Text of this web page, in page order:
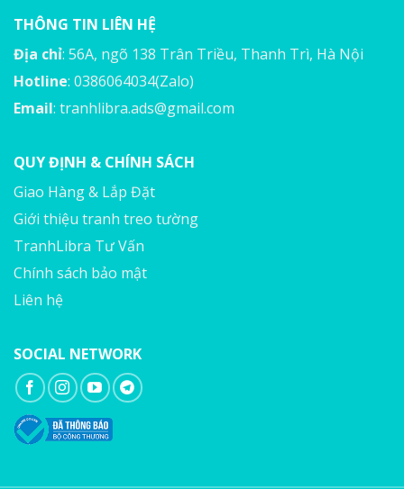
THÔNG TIN LIÊN HỆ
Địa chỉ: 56A, ngõ 138 Trân Triều, Thanh Trì, Hà Nội
Hotline: 0386064034(Zalo)
Email: tranhlibra.ads@gmail.com
QUY ĐỊNH & CHÍNH SÁCH
Giao Hàng & Lắp Đặt
Giới thiệu tranh treo tường
TranhLibra Tư Vấn
Chính sách bảo mật
Liên hệ
SOCIAL NETWORK